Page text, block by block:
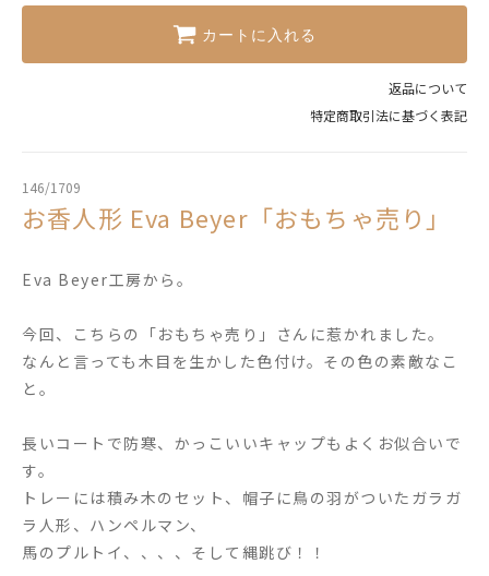
カートに入れる
返品について
特定商取引法に基づく表記
146/1709
お香人形 Eva Beyer「おもちゃ売り」
Eva Beyer工房から。
今回、こちらの「おもちゃ売り」さんに惹かれました。
なんと言っても木目を生かした色付け。その色の素敵なこ
と。
長いコートで防寒、かっこいいキャップもよくお似合いで
す。
トレーには積み木のセット、帽子に鳥の羽がついたガラガ
ラ人形、ハンペルマン、
馬のプルトイ、、、、そして縄跳び！！